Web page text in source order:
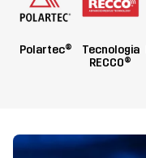
Polartec®
Tecnologia
RECCO®